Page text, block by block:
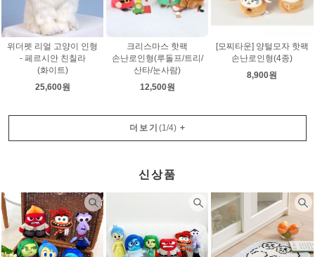
위더펫 리얼 고양이 인형
- 페르시안 친칠라
(화이트)
25,600원
크리스마스 핫팩
손난로인형(루돌프/트리/
산타/눈사람)
12,500원
[모찌타운] 양털모자 핫팩
손난로인형(4종)
8,900원
더보기 (1/4)+
신상품